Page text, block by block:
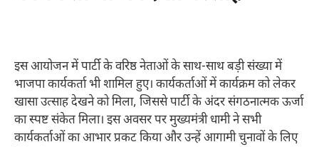
इस आयोजन में पार्टी के वरिष्ठ नेताओं के साथ-साथ बड़ी संख्या में
भाजपा कार्यकर्ता भी शामिल हुए। कार्यकर्ताओं में कार्यक्रम को लेकर
खासा उत्साह देखने को मिला, जिससे पार्टी के अंदर संगठनात्मक ऊर्जा
का स्पष्ट संकेत मिला। इस अवसर पर मुख्यमंत्री धामी ने सभी
कार्यकर्ताओं का आभार प्रकट किया और उन्हें आगामी चुनावों के लिए